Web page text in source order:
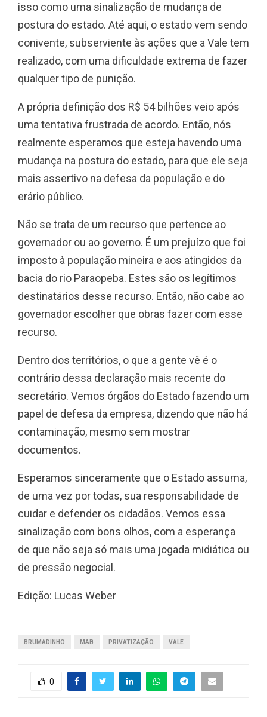
isso como uma sinalização de mudança de
postura do estado. Até aqui, o estado vem sendo
conivente, subserviente às ações que a Vale tem
realizado, com uma dificuldade extrema de fazer
qualquer tipo de punição.
A própria definição dos R$ 54 bilhões veio após
uma tentativa frustrada de acordo. Então, nós
realmente esperamos que esteja havendo uma
mudança na postura do estado, para que ele seja
mais assertivo na defesa da população e do
erário público.
Não se trata de um recurso que pertence ao
governador ou ao governo. É um prejuízo que foi
imposto à população mineira e aos atingidos da
bacia do rio Paraopeba. Estes são os legítimos
destinatários desse recurso. Então, não cabe ao
governador escolher que obras fazer com esse
recurso.
Dentro dos territórios, o que a gente vê é o
contrário dessa declaração mais recente do
secretário. Vemos órgãos do Estado fazendo um
papel de defesa da empresa, dizendo que não há
contaminação, mesmo sem mostrar
documentos.
Esperamos sinceramente que o Estado assuma,
de uma vez por todas, sua responsabilidade de
cuidar e defender os cidadãos. Vemos essa
sinalização com bons olhos, com a esperança
de que não seja só mais uma jogada midiática ou
de pressão negocial.
Edição: Lucas Weber
BRUMADINHO MAB PRIVATIZAÇÃO VALE
0